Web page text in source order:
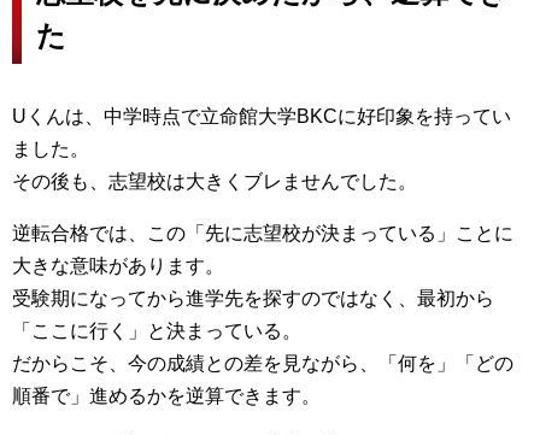
た
Uくんは、中学時点で立命館大学BKCに好印象を持ってい
ました。
その後も、志望校は大きくブレませんでした。
逆転合格では、この「先に志望校が決まっている」ことに
大きな意味があります。
受験期になってから進学先を探すのではなく、最初から
「ここに行く」と決まっている。
だからこそ、今の成績との差を見ながら、「何を」「どの
順番で」進めるかを逆算できます。